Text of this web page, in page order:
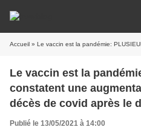
Accueil » Le vaccin est la pandémie: PLUSIEURS pays constatent une
Le vaccin est la
constatent une
décès de covid après le
contre la covid
Publié le 13/05/2021 à 14:00